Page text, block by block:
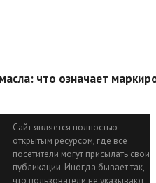
что означает
Сайт является полностью
открытым ресурсом, где все
посетители могут присылать свои
публикации. Иногда бывает так,
что пользователи не указывают